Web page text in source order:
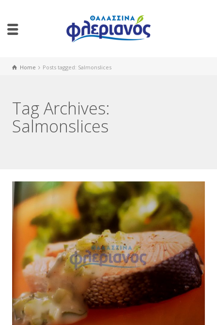
Home Posts tagged: Salmonslices
Tag Archives:
Salmonslices